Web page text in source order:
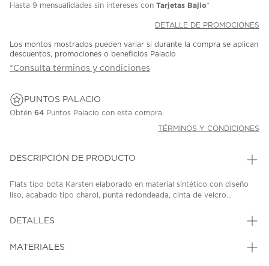
Hasta 9 mensualidades sin intereses con Tarjetas Bajio*
DETALLE DE PROMOCIONES
Los montos mostrados pueden variar si durante la compra se aplican
descuentos, promociones o beneficios Palacio
*Consulta términos y condiciones
PUNTOS PALACIO
Obtén 64 Puntos Palacio con esta compra.
TÉRMINOS Y CONDICIONES
DESCRIPCIÓN DE PRODUCTO
Flats tipo bota Karsten elaborado en material sintético con diseño
liso, acabado tipo charol, punta redondeada, cinta de velcro...
DETALLES
MATERIALES